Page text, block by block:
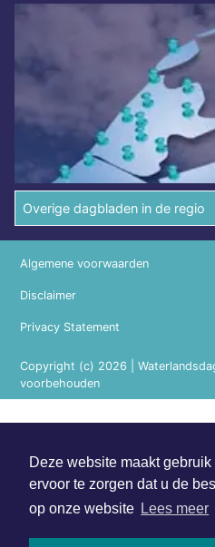
Deze website maakt
ervoor te zorgen dat u de
op onze website Lees meer
Overige dagbladen in de regio
Copyright (c) 2026 |
voorbehouden
Algemene voorwaarden
Disclaimer
Privacy Statement